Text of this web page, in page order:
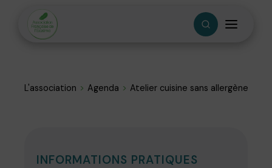
L'association Agenda Atelier cuisine sans allergène
INFORMATIONS PRATIQUES